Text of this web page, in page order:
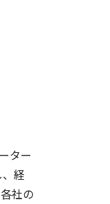
ター
経
社の